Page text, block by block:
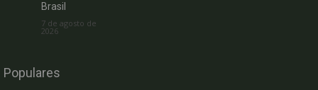
Brasil
7 de agosto de
2026
Populares